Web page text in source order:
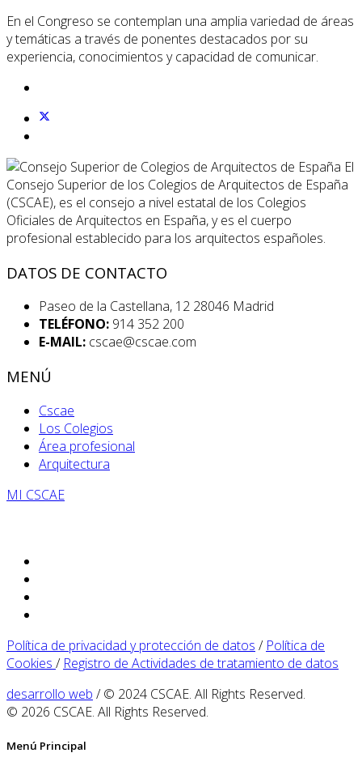
En el Congreso se contemplan una amplia variedad de áreas
y temáticas a través de ponentes destacados por su
experiencia, conocimientos y capacidad de comunicar.
El
Consejo Superior de los Colegios de Arquitectos de España
(CSCAE), es el consejo a nivel estatal de los Colegios
Oficiales de Arquitectos en España, y es el cuerpo
profesional establecido para los arquitectos españoles.
DATOS DE CONTACTO
Paseo de la Castellana, 12 28046 Madrid
TELÉFONO: 914 352 200
E-MAIL: cscae@cscae.com
MENÚ
Cscae
Los Colegios
Área profesional
Arquitectura
MI CSCAE
Política de privacidad y protección de datos / Política de
Cookies / Registro de Actividades de tratamiento de datos
desarrollo web / © 2024 CSCAE. All Rights Reserved.
© 2026 CSCAE. All Rights Reserved.
Menú Principal